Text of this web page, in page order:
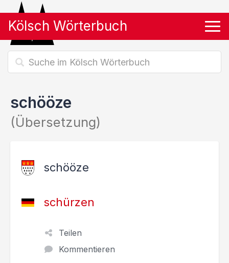
Kölsch Wörterbuch
schööze
(Übersetzung)
schööze
schürzen
Teilen
Kommentieren